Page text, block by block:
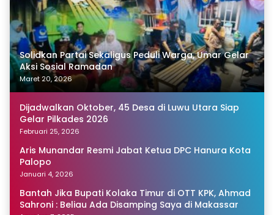
Solidkan Partai Sekaligus Peduli Warga, Umar Gelar
Aksi Sosial Ramadan
Maret 20, 2026
Dijadwalkan Oktober, 45 Desa di Luwu Utara Siap
Gelar Pilkades 2026
Februari 25, 2026
Aris Munandar Resmi Jabat Ketua DPC Hanura Kota
Palopo
Januari 4, 2026
Bantah Jika Bupati Kolaka Timur di OTT KPK, Ahmad
Sahroni : Beliau Ada Disamping Saya di Makassar